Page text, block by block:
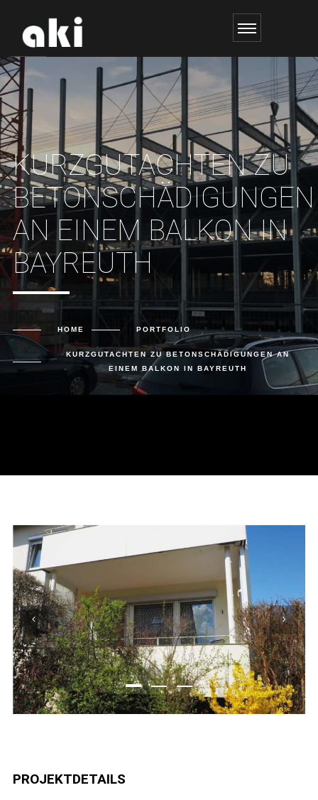
KURZGUTACHTEN ZU
BETONSCHÄDIGUNGEN
AN EINEM BALKON IN
BAYREUTH
HOME PORTFOLIO
KURZGUTACHTEN ZU BETONSCHÄDIGUNGEN AN
EINEM BALKON IN BAYREUTH
PROJEKTDETAILS